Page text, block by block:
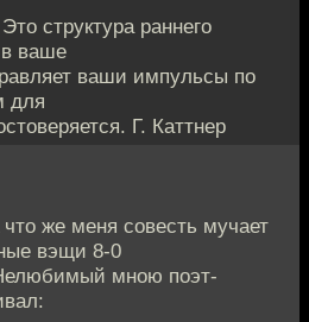
структура раннего
в ваше
ваши импульсы по
для
Г. Каттнер
же меня совесть мучает
вэщи 8-0
мною поэт-